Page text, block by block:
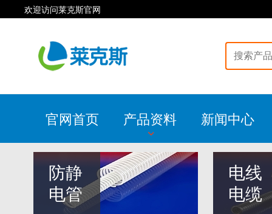
欢迎访问莱克斯官网
官网首页 产品资料 新闻中心
防静
电管
电线
电缆